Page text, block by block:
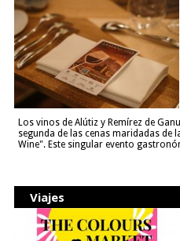
Los vinos de Alútiz y Remírez de
segunda de las cenas maridadas de
Wine". Este singular evento
Viajes